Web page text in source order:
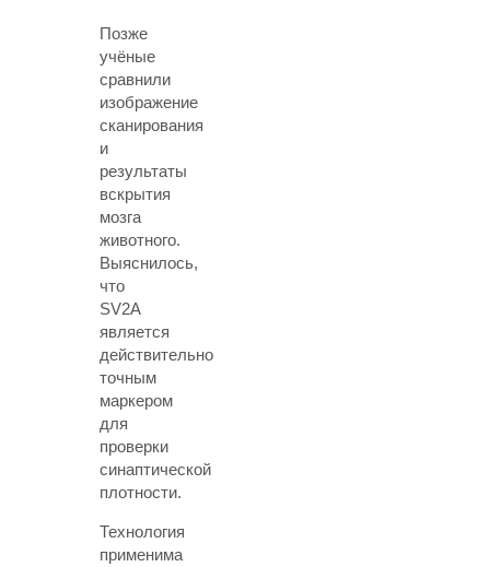
Позже
учёные
сравнили
изображение
сканирования
и
результаты
вскрытия
мозга
животного.
Выяснилось,
что
SV2A
является
действительно
точным
маркером
для
проверки
синаптической
плотности.
Технология
применима